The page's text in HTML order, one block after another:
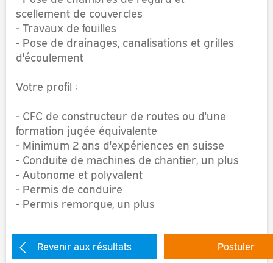
scellement de couvercles
- Travaux de fouilles
- Pose de drainages, canalisations et grilles
d'écoulement
Votre profil :
- CFC de constructeur de routes ou d'une
formation jugée équivalente
- Minimum 2 ans d'expériences en suisse
- Conduite de machines de chantier, un plus
- Autonome et polyvalent
- Permis de conduire
- Permis remorque, un plus
Revenir aux résultats Postuler